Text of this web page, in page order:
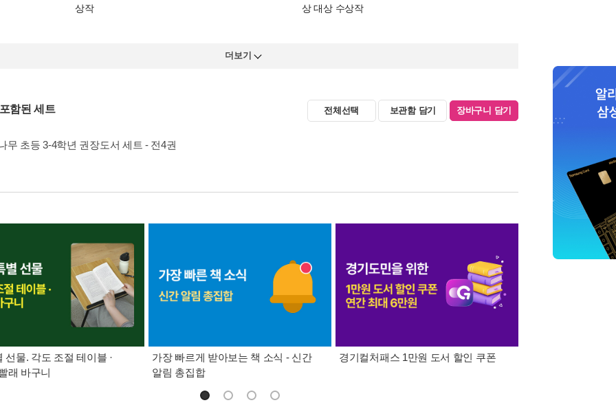
상작
상 대상 수상작
더보기
함된 세트 전체선택 보관함 담기 장바구니 담기
무 초등 3-4학년 권장도서 세트 - 전4권
선물. 각도 조절 테이블 ·
래 바구니
가장 빠르게 받아보는 책 소식 - 신간
알림 총집합
경기컬처패스 1만원 도서 할인 쿠폰